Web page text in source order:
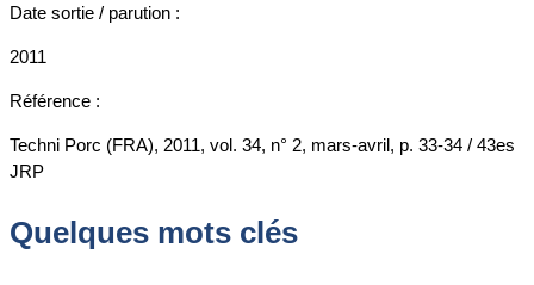
Date sortie / parution :
2011
Référence :
Techni Porc (FRA), 2011, vol. 34, n° 2, mars-avril, p. 33-34 / 43es
JRP
Quelques mots clés